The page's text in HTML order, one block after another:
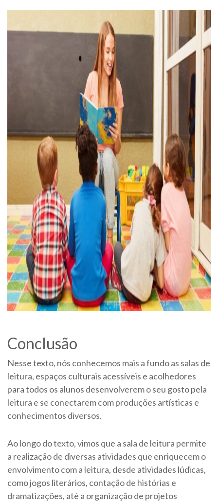
Conclusão
Nesse texto, nós conhecemos mais a fundo as salas de
leitura, espaços culturais acessíveis e acolhedores
para todos os alunos desenvolverem o seu gosto pela
leitura e se conectarem com produções artísticas e
conhecimentos diversos.
Ao longo do texto, vimos que a sala de leitura permite
a realização de diversas atividades que enriquecem o
envolvimento com a leitura, desde atividades lúdicas,
como jogos literários, contação de histórias e
dramatizações, até a organização de projetos